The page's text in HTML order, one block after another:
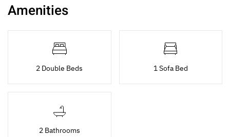
Amenities
2 Double Beds 1 Sofa Bed
2 Bathrooms